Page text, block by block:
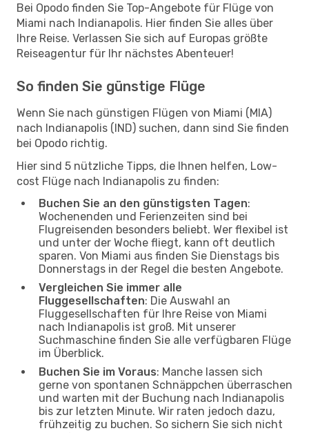
Bei Opodo finden Sie Top-Angebote für Flüge von
Miami nach Indianapolis. Hier finden Sie alles über
Ihre Reise. Verlassen Sie sich auf Europas größte
Reiseagentur für Ihr nächstes Abenteuer!
So finden Sie günstige Flüge
Wenn Sie nach günstigen Flügen von Miami (MIA)
nach Indianapolis (IND) suchen, dann sind Sie finden
bei Opodo richtig.
Hier sind 5 nützliche Tipps, die Ihnen helfen, Low-
cost Flüge nach Indianapolis zu finden:
Buchen Sie an den günstigsten Tagen:
Wochenenden und Ferienzeiten sind bei
Flugreisenden besonders beliebt. Wer flexibel ist
und unter der Woche fliegt, kann oft deutlich
sparen. Von Miami aus finden Sie Dienstags bis
Donnerstags in der Regel die besten Angebote.
Vergleichen Sie immer alle
Fluggesellschaften: Die Auswahl an
Fluggesellschaften für Ihre Reise von Miami
nach Indianapolis ist groß. Mit unserer
Suchmaschine finden Sie alle verfügbaren Flüge
im Überblick.
Buchen Sie im Voraus: Manche lassen sich
gerne von spontanen Schnäppchen überraschen
und warten mit der Buchung nach Indianapolis
bis zur letzten Minute. Wir raten jedoch dazu,
frühzeitig zu buchen. So sichern Sie sich nicht